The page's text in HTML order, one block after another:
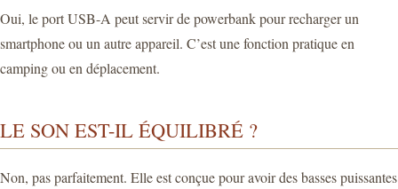
Oui, le port USB-A peut servir de powerbank pour recharger un
smartphone ou un autre appareil. C’est une fonction pratique en
camping ou en déplacement.
LE SON EST-IL ÉQUILIBRÉ ?
Non, pas parfaitement. Elle est conçue pour avoir des basses puissantes